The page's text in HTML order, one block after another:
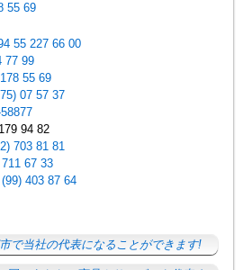
55 69
55 227 66 00
77 99
55 69
07 57 37
94 82
703 81 81
67 33
403 87 64
で当社の代表になることができます!